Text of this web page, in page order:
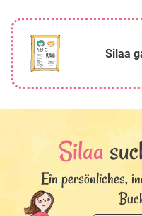
Silaa
Silaa
Ein persönliches,